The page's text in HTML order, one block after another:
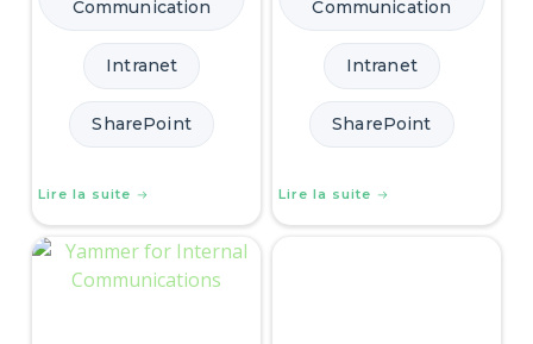
Communication
Intranet
SharePoint
Lire la suite
Communication
Intranet
SharePoint
Lire la suite